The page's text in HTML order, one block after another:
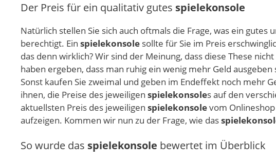
Der Preis für ein qualitativ gutes spielekonsole
Natürlich stellen Sie sich auch oftmals die Frage, was ein gutes
berechtigt. Ein spielekonsole sollte für Sie im Preis
das denn wirklich? Wir sind der Meinung, dass diese These
haben ergeben, dass man ruhig ein wenig mehr Geld
Sonst kaufen Sie zweimal und geben im Endeffekt noch mehr
ihnen, die Preise des jeweiligen spielekonsoles auf den
aktuellsten Preis des jeweiligen spielekonsolevom
aufzeigen. Kommen wir nun zu der Frage, wie das
So wurde das spielekonsole bewertet im Überblick